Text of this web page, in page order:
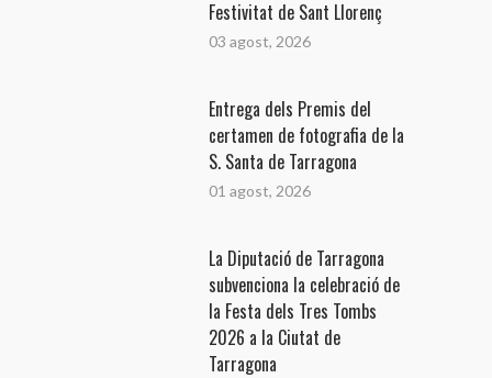
Festivitat de Sant Llorenç
03 agost, 2026
Entrega dels Premis del
certamen de fotografia de la
S. Santa de Tarragona
01 agost, 2026
La Diputació de Tarragona
subvenciona la celebració de
la Festa dels Tres Tombs
2026 a la Ciutat de
Tarragona